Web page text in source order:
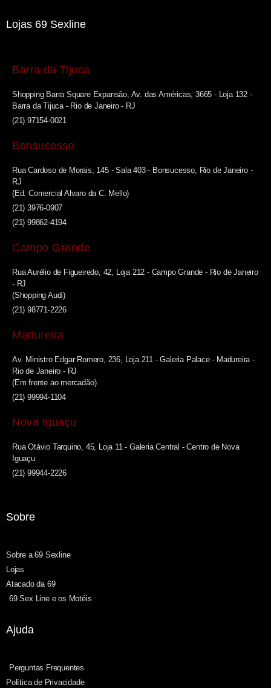
Lojas 69 Sexline
Barra da Tijuca
Shopping Barra Square Expansão, Av. das Américas, 3665 - Loja 132 -
Barra da Tijuca - Rio de Janeiro - RJ
(21) 97154-0021
Bonsucesso
Rua Cardoso de Morais, 145 - Sala 403 - Bonsucesso, Rio de Janeiro -
RJ
(Ed. Comercial Alvaro da C. Mello)
(21) 3976-0907
(21) 99862-4194
Campo Grande
Rua Aurélio de Figueiredo, 42, Loja 212 - Campo Grande - Rio de Janeiro
- RJ
(Shopping Audi)
(21) 98771-2226
Madureira
Av. Ministro Edgar Romero, 236, Loja 211 - Galeria Palace - Madureira -
Rio de Janeiro - RJ
(Em frente ao mercadão)
(21) 99994-1104
Nova Iguaçu
Rua Otávio Tarquino, 45, Loja 11 - Galeria Central - Centro de Nova
Iguaçu
(21) 99944-2226
Sobre
Sobre a 69 Sexline
Lojas
Atacado da 69
69 Sex Line e os Motéis
Ajuda
Perguntas Frequentes
Política de Privacidade